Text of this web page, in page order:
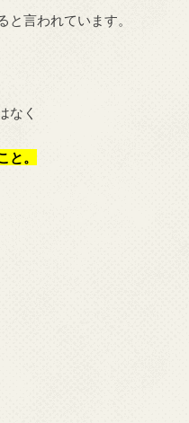
と言われています。
なく
と。